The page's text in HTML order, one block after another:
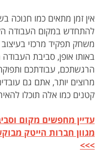
אין זמן מתאים כמו חנוכה
להתחדש במקום העבודה
משחק תפקיד מרכזי
באותו אופן, סביבת העבודה
הרגשתכם, עבודתכם
מרוצים יותר, אתם גם
קטנים כמו אלה תוכלו
עדיין מחפשים מקום
מגוון חברות הייטק
>>>